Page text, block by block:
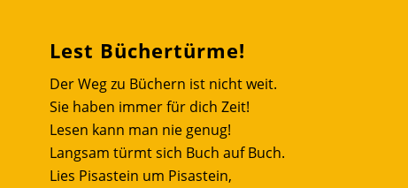
Lest Büchertürme!
Der Weg zu Büchern ist nicht weit.
Sie haben immer für dich Zeit!
Lesen kann man nie genug!
Langsam türmt sich Buch auf Buch.
Lies Pisastein um Pisastein,